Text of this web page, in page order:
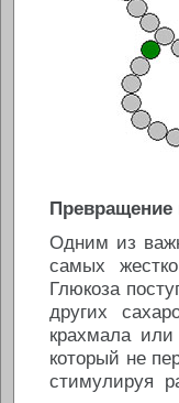
Превращение
Одним из
самых
Глюкоза
других
крахмала
который не
стимулируя